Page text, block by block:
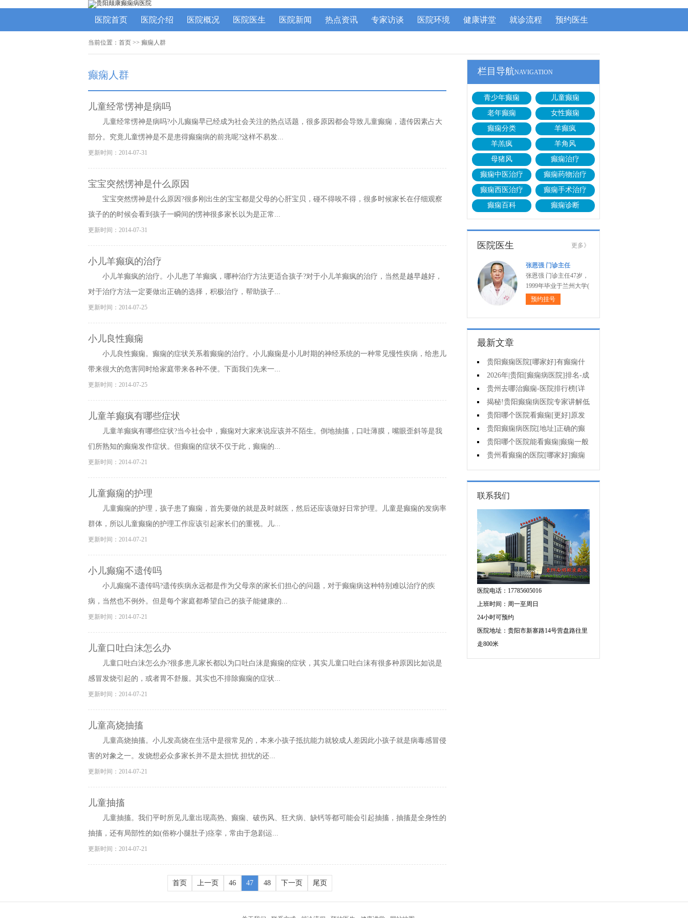
医院首页 医院介绍 医院概况 医院医生 医院新闻 热点资讯 专家访谈 医院环境 健康讲堂 就诊流程 预约医生
当前位置： 首页 >> 癫痫人群
癫痫人群
儿童经常愣神是病吗
儿童经常愣神是病吗?小儿癫痫早已经成为社会关注的热点话题，很多原因都会导致儿童癫痫，遗传因素占大
部分。究竟儿童愣神是不是患得癫痫病的前兆呢?这样不易发...
更新时间：2014-07-31
宝宝突然愣神是什么原因
宝宝突然愣神是什么原因?很多刚出生的宝宝都是父母的心肝宝贝，碰不得唉不得，很多时候家长在仔细观察
孩子的的时候会看到孩子一瞬间的愣神很多家长以为是正常...
更新时间：2014-07-31
小儿羊癫疯的治疗
小儿羊癫疯的治疗。小儿患了羊癫疯，哪种治疗方法更适合孩子?对于小儿羊癫疯的治疗，当然是越早越好，
对于治疗方法一定要做出正确的选择，积极治疗，帮助孩子...
更新时间：2014-07-25
小儿良性癫痫
小儿良性癫痫。癫痫的症状关系着癫痫的治疗。小儿癫痫是小儿时期的神经系统的一种常见慢性疾病，给患儿
带来很大的危害同时给家庭带来各种不便。下面我们先来一...
更新时间：2014-07-25
儿童羊癫疯有哪些症状
儿童羊癫疯有哪些症状?当今社会中，癫痫对大家来说应该并不陌生。倒地抽搐，口吐薄膜，嘴眼歪斜等是我
们所熟知的癫痫发作症状。但癫痫的症状不仅于此，癫痫的...
更新时间：2014-07-21
儿童癫痫的护理
儿童癫痫的护理，孩子患了癫痫，首先要做的就是及时就医，然后还应该做好日常护理。儿童是癫痫的发病率
群体，所以儿童癫痫的护理工作应该引起家长们的重视。儿...
更新时间：2014-07-21
小儿癫痫不遗传吗
小儿癫痫不遗传吗?遗传疾病永远都是作为父母亲的家长们担心的问题，对于癫痫病这种特别难以治疗的疾
病，当然也不例外。但是每个家庭都希望自己的孩子能健康的...
更新时间：2014-07-21
儿童口吐白沫怎么办
儿童口吐白沫怎么办?很多患儿家长都以为口吐白沫是癫痫的症状，其实儿童口吐白沫有很多种原因比如说是
感冒发烧引起的，或者胃不舒服。其实也不排除癫痫的症状...
更新时间：2014-07-21
儿童高烧抽搐
儿童高烧抽搐。小儿发高烧在生活中是很常见的，本来小孩子抵抗能力就较成人差因此小孩子就是病毒感冒侵
害的对象之一。发烧想必众多家长并不是太担忧 担忧的还...
更新时间：2014-07-21
儿童抽搐
儿童抽搐。我们平时所见儿童出现高热、癫痫、破伤风、狂犬病、缺钙等都可能会引起抽搐，抽搐是全身性的
抽搐，还有局部性的如(俗称小腿肚子)痉挛，常由于急剧运...
更新时间：2014-07-21
首页 上一页 46 47 48 下一页 尾页
栏目导航NAVIGATION
青少年癫痫
儿童癫痫
老年癫痫
女性癫痫
癫痫分类
羊癫疯
羊羔疯
羊角风
母猪风
癫痫治疗
癫痫中医治疗
癫痫药物治疗
癫痫西医治疗
癫痫手术治疗
癫痫百科
癫痫诊断
医院医生 更多》
张恩强 门诊主任
张恩强 门诊主任47岁，
1999年毕业于兰州大学(
预约挂号
最新文章
贵阳癫痫医院[哪家好]有癫痫什
么不能吃什么药?
2026年|贵阳[癫痫病医院]排名-成
人癫痫急救措施护理
贵州去哪治癫痫-医院排行榜[详
细排名]癫痫病人可以吃什么食物?
揭秘!贵阳癫痫病医院专家讲解低
血糖会抽搐吗?
贵阳哪个医院看癫痫[更好]原发
性母猪疯能治好吗?
贵阳癫痫病医院[地址]正确的癫
痫护理是什么?
贵阳哪个医院能看癫痫|癫痫一般
会出现哪些症状?
贵州看癫痫的医院[哪家好]癫痫
的成因有哪些?
联系我们
医院电话：17785605016
上班时间：周一至周日
24小时可预约
医院地址：贵阳市新寨路14号营盘路往里
走800米